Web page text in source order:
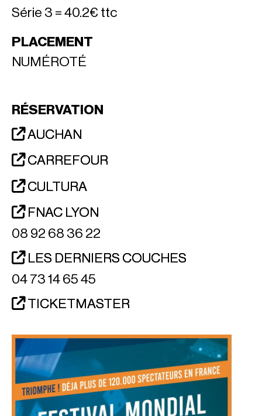
Série 3 = 40.2€ ttc
PLACEMENT
NUMÉROTÉ
RÉSERVATION
AUCHAN
CARREFOUR
CULTURA
FNAC LYON
08 92 68 36 22
LES DERNIERS COUCHES
04 73 14 65 45
TICKETMASTER